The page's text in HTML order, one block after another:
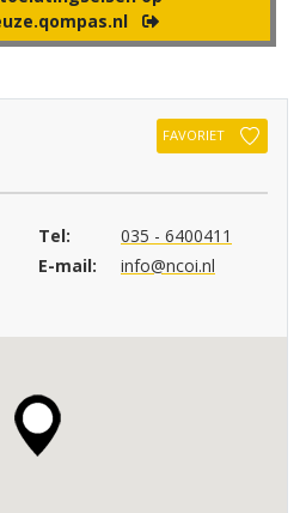
FAVORIET
Tel:
035 - 6400411
E-mail:
info@ncoi.nl